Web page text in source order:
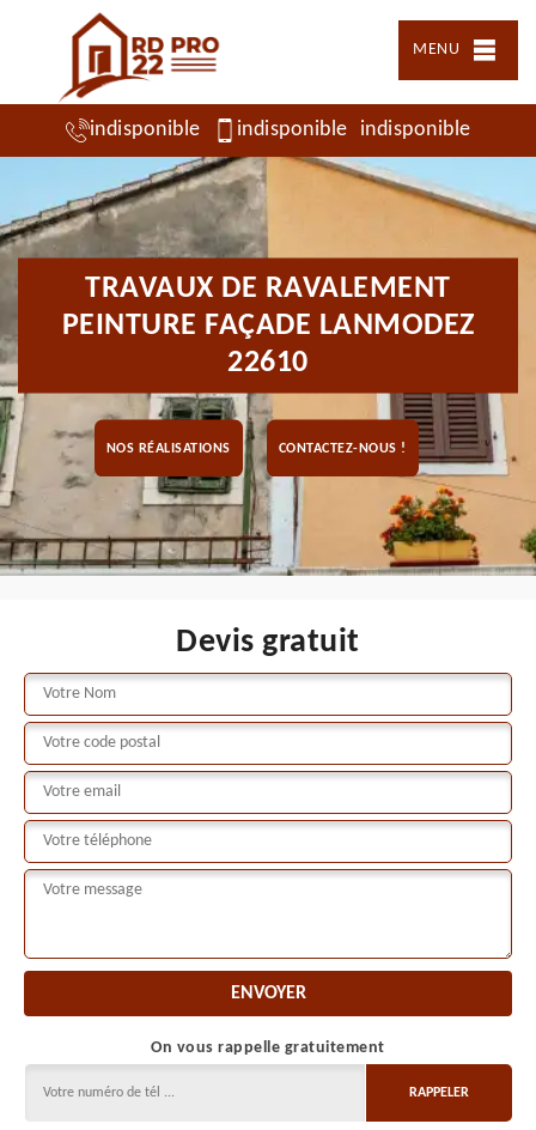
MENU
indisponible indisponible indisponible
TRAVAUX DE RAVALEMENT
PEINTURE FAÇADE LANMODEZ
22610
NOS RÉALISATIONS CONTACTEZ-NOUS !
Devis gratuit
On vous rappelle gratuitement